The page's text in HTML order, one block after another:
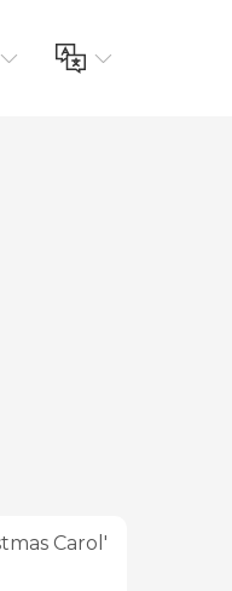
Carol'